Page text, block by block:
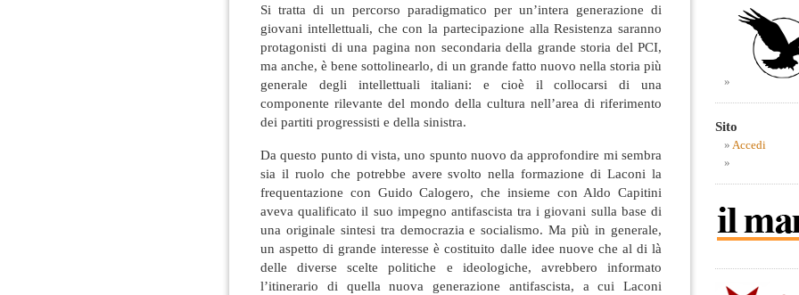
Si tratta di un percorso paradigmatico per un’intera generazione di
giovani intellettuali, che con la partecipazione alla Resistenza saranno
protagonisti di una pagina non secondaria della grande storia del PCI,
ma anche, è bene sottolinearlo, di un grande fatto nuovo nella storia più
generale degli intellettuali italiani: e cioè il collocarsi di una
componente rilevante del mondo della cultura nell’area di riferimento
dei partiti progressisti e della sinistra.
Da questo punto di vista, uno spunto nuovo da approfondire mi sembra
sia il ruolo che potrebbe avere svolto nella formazione di Laconi la
frequentazione con Guido Calogero, che insieme con Aldo Capitini
aveva qualificato il suo impegno antifascista tra i giovani sulla base di
una originale sintesi tra democrazia e socialismo. Ma più in generale,
un aspetto di grande interesse è costituito dalle idee nuove che al di là
delle diverse scelte politiche e ideologiche, avrebbero informato
l’itinerario di quella nuova generazione antifascista, a cui Laconi
Sito
Accedi